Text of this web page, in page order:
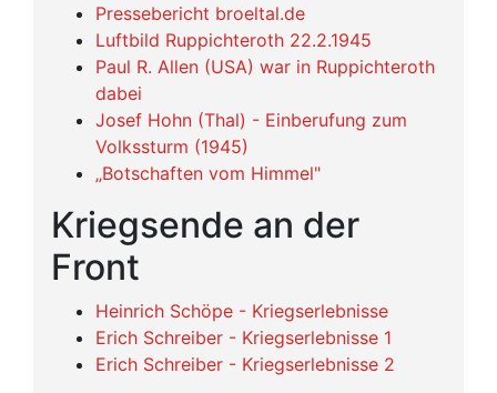
Pressebericht broeltal.de
Luftbild Ruppichteroth 22.2.1945
Paul R. Allen (USA) war in Ruppichteroth
dabei
Josef Hohn (Thal) - Einberufung zum
Volkssturm (1945)
„Botschaften vom Himmel"
Kriegsende an der
Front
Heinrich Schöpe - Kriegserlebnisse
Erich Schreiber - Kriegserlebnisse 1
Erich Schreiber - Kriegserlebnisse 2